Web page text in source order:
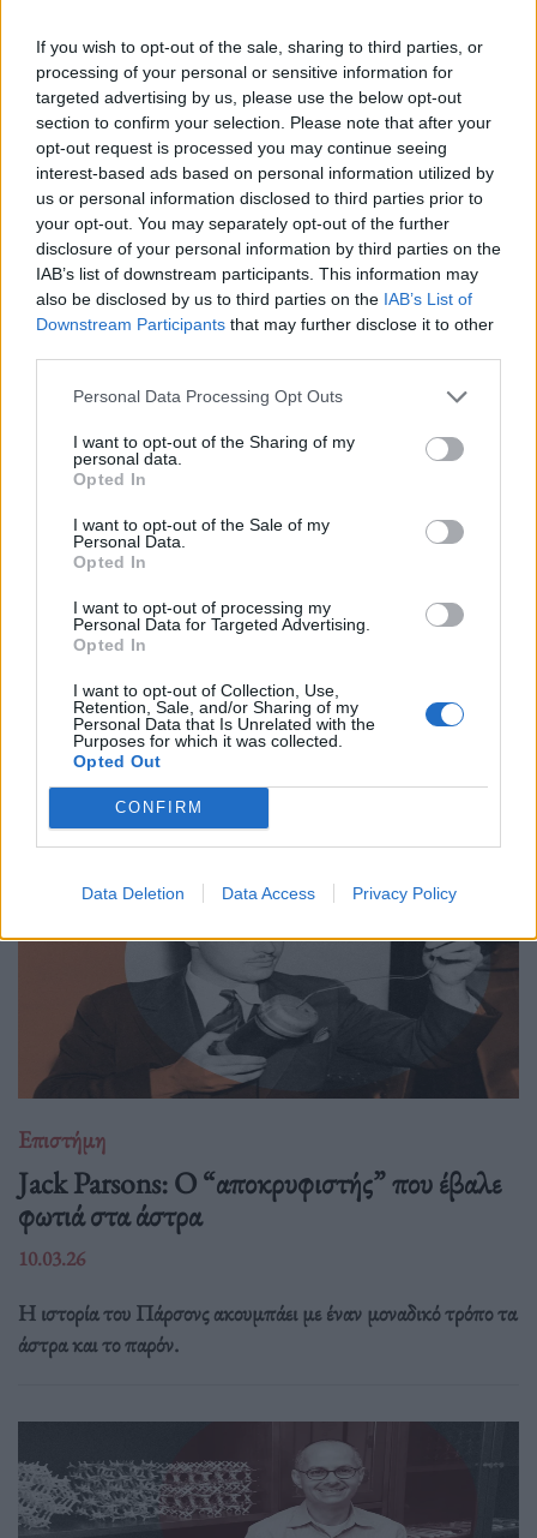
If you wish to opt-out of the sale, sharing to third parties, or
processing of your personal or sensitive information for
targeted advertising by us, please use the below opt-out
section to confirm your selection. Please note that after your
opt-out request is processed you may continue seeing
interest-based ads based on personal information utilized by
us or personal information disclosed to third parties prior to
your opt-out. You may separately opt-out of the further
disclosure of your personal information by third parties on the
IAB’s list of downstream participants. This information may
also be disclosed by us to third parties on the IAB’s List of
Downstream Participants that may further disclose it to other
Personal Data Processing Opt Outs
I want to opt-out of the Sharing of my
personal data.
Opted In
I want to opt-out of the Sale of my
Personal Data.
Opted In
I want to opt-out of processing my
Personal Data for Targeted Advertising.
Opted In
I want to opt-out of Collection, Use,
Retention, Sale, and/or Sharing of my
Personal Data that Is Unrelated with the
Purposes for which it was collected.
Opted Out
CONFIRM
Data Deletion Data Access Privacy Policy
LSD στην ψυχιατρική
15.05.26
Η ιστορική διαδρομή του LSD στη θεραπευτική κι όσα μας
αφορούν σήμερα.
Επιστήμη
πραγματικά στο διάστημα
Η κουβέντα για το Διάστημα είναι πάντα ανοιχτή κι ας
μονοπωλεί σήμερα ο πόλεμος. Ας δούμε μία ενδιαφέρουσα
προσέγγιση.
Επιστήμη
Jack Parsons: O “αποκρυφιστής” που έβαλε
φωτιά στα άστρα
10.03.26
Η ιστορία του Πάρσονς ακουμπάει με έναν μοναδικό τρόπο τα
άστρα και το παρόν.